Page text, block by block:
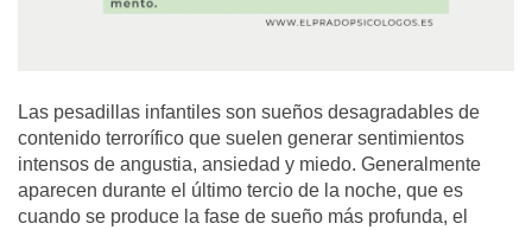
Las pesadillas infantiles son sueños desagradables de
contenido terrorífico que suelen generar sentimientos
intensos de angustia, ansiedad y miedo. Generalmente
aparecen durante el último tercio de la noche, que es
cuando se produce la fase de sueño más profunda, el